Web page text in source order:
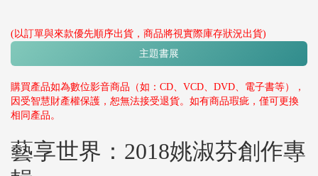
(以訂單與來款優先順序出貨，商品將視實際庫存狀況出貨)
主題書展
購買產品如為數位影音商品（如：CD、VCD、DVD、電子書等），
因受智慧財產權保護，恕無法接受退貨。如有商品瑕疵，僅可更換
相同產品。
藝享世界：2018姚淑芬創作專